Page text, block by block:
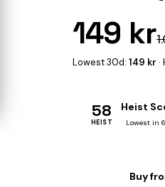
149 kr
Lowest 30d: 149 kr
58
HEIST
Heist
Lowest in
Buy